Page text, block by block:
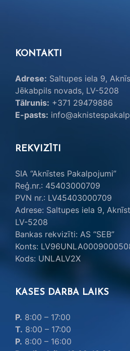
KONTAKTI
Adrese: Saltupes iela 9,
Jēkabpils novads, LV-5208
Tālrunis: +371 29479886
E-pasts:
REKVIZĪTI
SIA “Aknīstes Pakalpojumi”
Reģ.nr.: 45403000709
PVN nr.: LV45403000709
Adrese: Saltupes iela 9,
LV-5208
Bankas rekvizīti: AS “SEB”
Konts:
Kods: UNLALV2X
KASES DARBA LAIKS
P. 8:00 – 17:00
T. 8:00 – 17:00
P. 8:00 – 16:00